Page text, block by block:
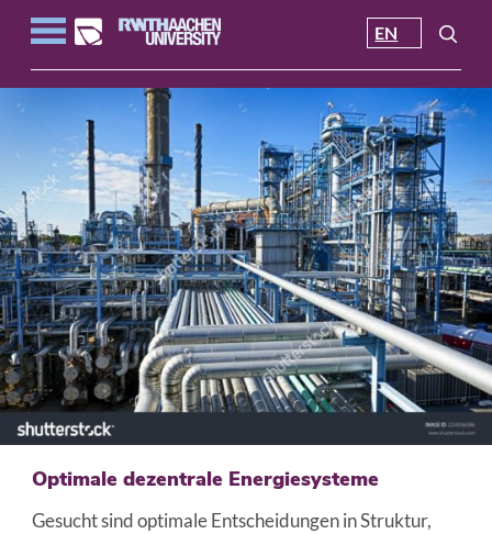
EN
Optimale dezentrale Energiesysteme
Gesucht sind optimale Entscheidungen in Struktur,